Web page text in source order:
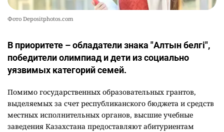
Фото Depositphotos.com
В приоритете – обладатели знака "Алтын белгі",
победители олимпиад и дети из социально
уязвимых категорий семей.
Помимо государственных образовательных грантов,
выделяемых за счет республиканского бюджета и средств
местных исполнительных органов, высшие учебные
заведения Казахстана предоставляют абитуриентам